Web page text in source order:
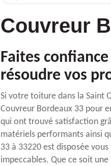
Couvreur
Faites
résoudre vos
Si votre toiture dans la Saint
Couvreur Bordeaux 33 pour
qui ont trouvé satisfaction
matériels performants ainsi
33 à 33220 est disposée
impeccables. Que ce soit une